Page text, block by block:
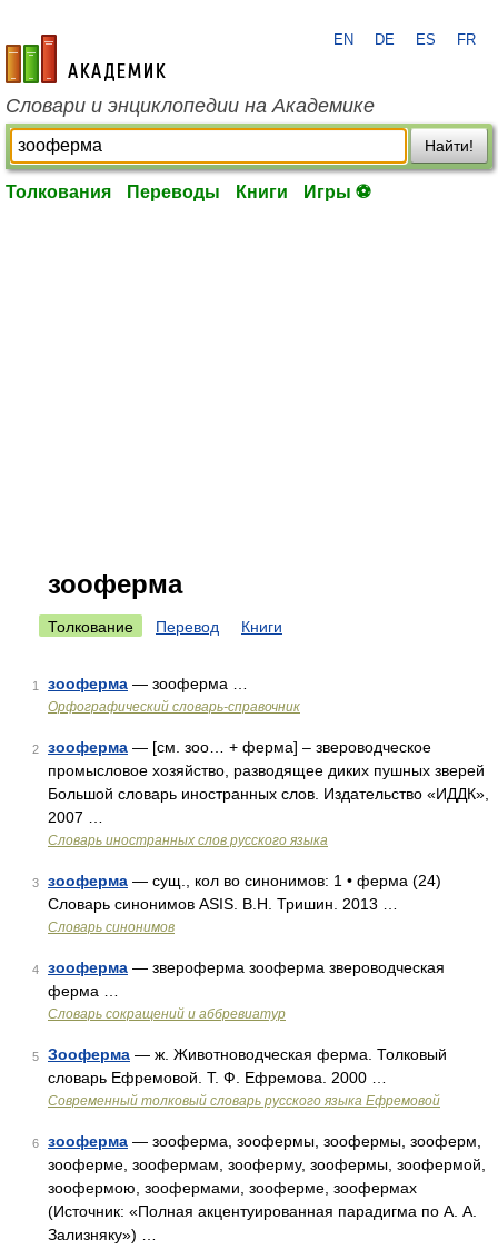
academic.ru
EN DE ES FR
Словари и энциклопедии на Академике
Найти!
Толкования Переводы Книги Игры ⚽
зооферма
Толкование Перевод Книги
1 зооферма — зооферма …
Орфографический словарь-справочник
2 зооферма — [см. зoo… + ферма] – звероводческое
промысловое хозяйство, разводящее диких пушных зверей
Большой словарь иностранных слов. Издательство «ИДДК»,
2007 …
Словарь иностранных слов русского языка
3 зооферма — сущ., кол во синонимов: 1 • ферма (24)
Словарь синонимов ASIS. В.Н. Тришин. 2013 …
Словарь синонимов
4 зооферма — звероферма зооферма звероводческая
ферма …
Словарь сокращений и аббревиатур
5 Зооферма — ж. Животноводческая ферма. Толковый
словарь Ефремовой. Т. Ф. Ефремова. 2000 …
Современный толковый словарь русского языка Ефремовой
6 зооферма — зооферма, зоофермы, зоофермы, зооферм,
зооферме, зоофермам, зооферму, зоофермы, зоофермой,
зоофермою, зоофермами, зооферме, зоофермах
(Источник: «Полная акцентуированная парадигма по А. А.
Зализняку») …